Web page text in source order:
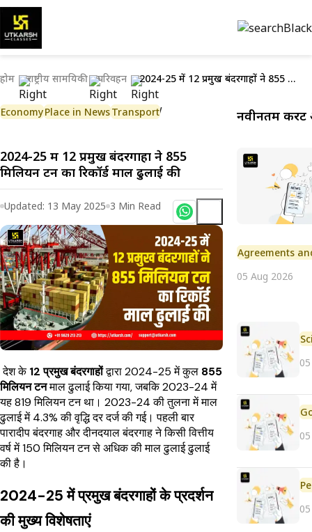
होम राष्ट्रीय सामयिकी परिवहन 2024-25 में 12 प्रमुख बंदरगाहों ने 855 मिलियन टन का रिकॉर्ड माल ढुलाई की
EconomyPlace in NewsTransport
2024-25 में 12 प्रमुख बंदरगाहों ने 855
मिलियन टन का रिकॉर्ड माल ढुलाई की
Updated: 13 May 2025 3 Min Read
देश के12 प्रमुख बंदरगाहोंद्वारा 2024-25 में कुल 855
मिलियन टनमाल ढुलाई किया गया, जबकि 2023-24 में
यह 819 मिलियन टन था। 2023-24 की तुलना में माल
ढुलाई में 4.3% की वृद्धि दर दर्ज की गई। पहली बार
पारादीप बंदरगाह और दीनदयाल बंदरगाह ने किसी वित्तीय
वर्ष में 150 मिलियन टन से अधिक की माल ढुलाई ढुलाई
की है।
2024-25 में प्रमुख बंदरगाहों के प्रदर्शन
की मुख्य विशेषताएं
नवीनतम करेंट
Agreements
05 Aug 2026